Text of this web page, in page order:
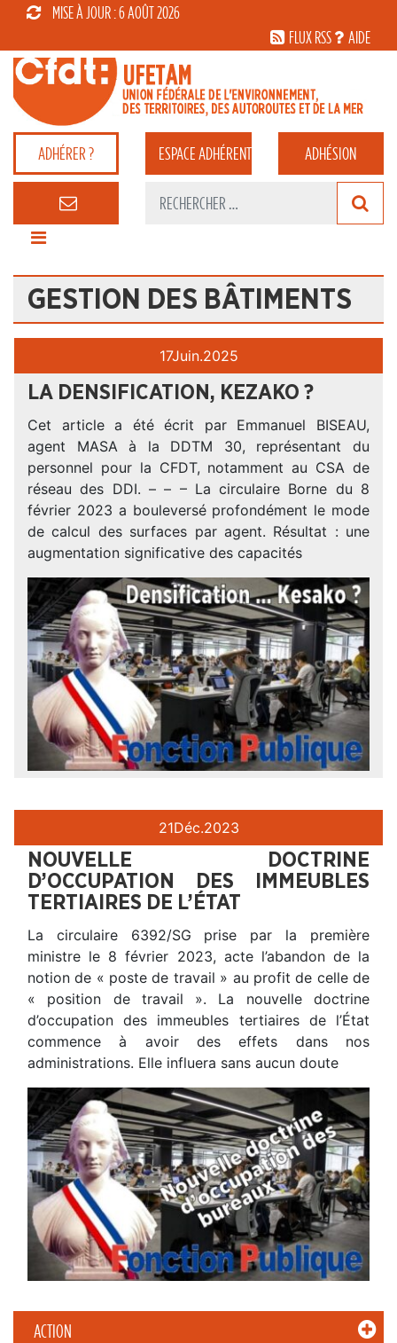
MISE À JOUR : 6 AOÛT 2026
FLUX RSS
AIDE
ADHÉRER ? ESPACEADHÉRENT ADHÉSION
GESTION DES BÂTIMENTS
ACTION
17Juin.2025
LA DENSIFICATION, KEZAKO ?
Cet article a été écrit par Emmanuel BISEAU,
agent MASA à la DDTM 30, représentant du
personnel pour la CFDT, notamment au CSA de
réseau des DDI. – – – La circulaire Borne du 8
février 2023 a bouleversé profondément le mode
de calcul des surfaces par agent. Résultat : une
augmentation significative des capacités
21Déc.2023
NOUVELLE DOCTRINE
D’OCCUPATION DES IMMEUBLES
TERTIAIRES DE L’ÉTAT
La circulaire 6392/SG prise par la première
ministre le 8 février 2023, acte l’abandon de la
notion de « poste de travail » au profit de celle de
« position de travail ». La nouvelle doctrine
d’occupation des immeubles tertiaires de l’État
commence à avoir des effets dans nos
administrations. Elle influera sans aucun doute